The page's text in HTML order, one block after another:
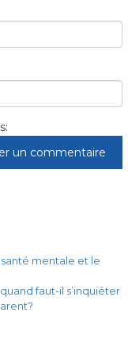
mentale et le
faut-il s’inquiéter